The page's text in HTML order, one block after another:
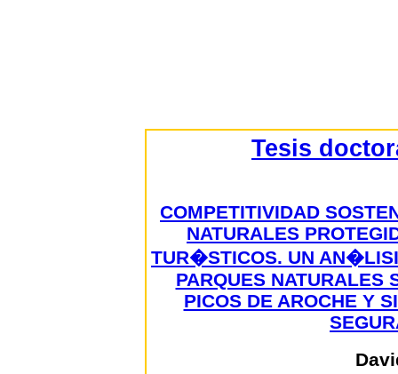
Tesis
COMPETITIVIDAD
NATURALES
TUR�STICOS. UN
PARQUES NATURALES
PICOS DE AROCHE Y